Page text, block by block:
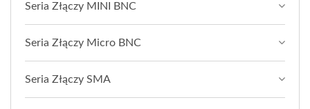
Seria Złączy MINI BNC
Seria Złączy Micro BNC
Seria Złączy SMA